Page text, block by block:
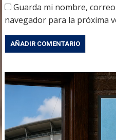
Guarda mi nombre,
navegador para la próxima